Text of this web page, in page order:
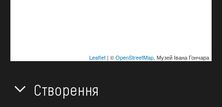
Leaflet| ©OpenStreetMap, Музей Івана Гончара
Створення